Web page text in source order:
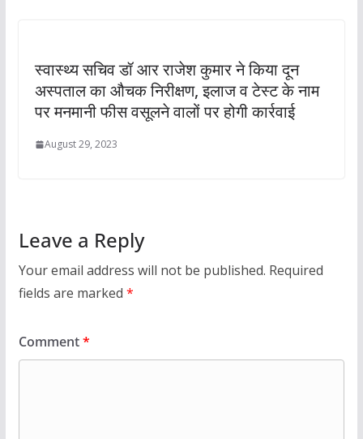
स्वास्थ्य सचिव डॉ आर राजेश कुमार ने किया दून
अस्पताल का औचक निरीक्षण, इलाज व टेस्ट के नाम
पर मनमानी फीस वसूलने वालों पर होगी कार्रवाई
August 29, 2023
Leave a Reply
Your email address will not be published. Required
fields are marked *
Comment*